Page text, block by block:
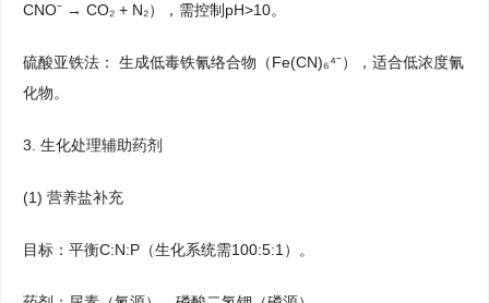
CNO⁻ → CO₂ + N₂），需控制pH>10。
硫酸亚铁法： 生成低毒铁氰络合物（Fe(CN)₆⁴⁻），适合低浓度氰
化物。
3. 生化处理辅助药剂
(1) 营养盐补充
目标：平衡C:N:P（生化系统需100:5:1）。